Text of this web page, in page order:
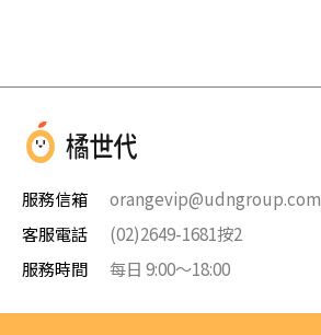
服務信箱
orangevip@udngroup.com
客服電話
(02)2649-1681按2
服務時間
每日 9:00～18:00